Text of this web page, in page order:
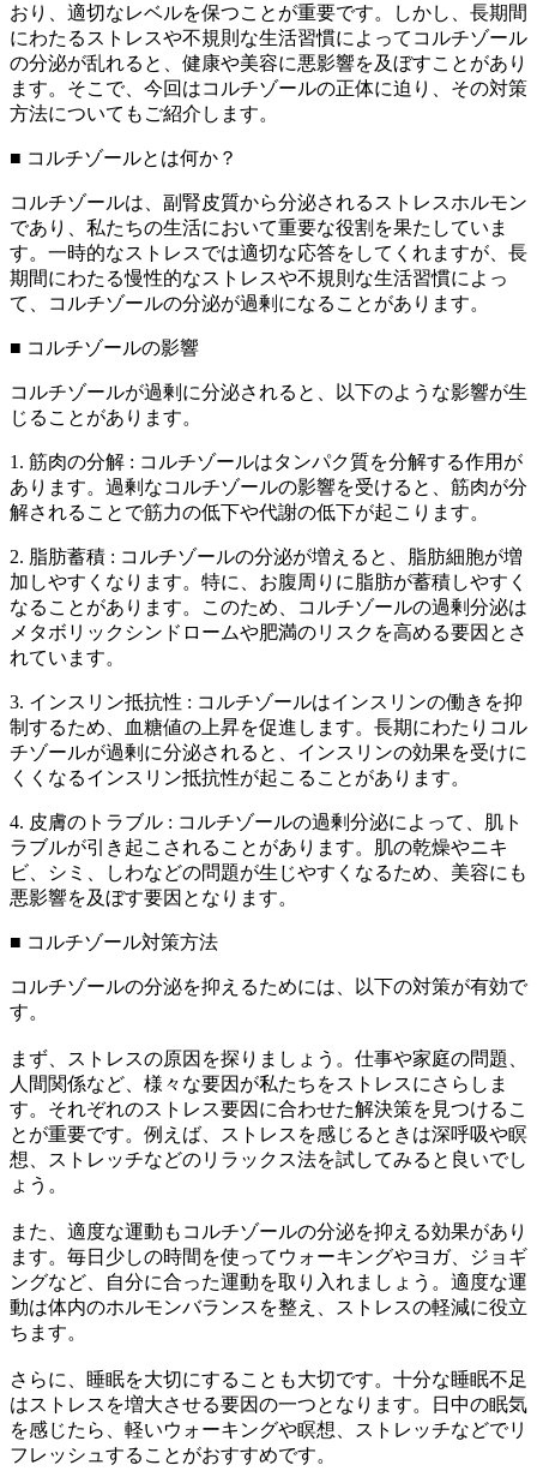
おり、適切なレベルを保つことが重要です。しかし、長期間
にわたるストレスや不規則な生活習慣によってコルチゾール
の分泌が乱れると、健康や美容に悪影響を及ぼすことがあり
ます。そこで、今回はコルチゾールの正体に迫り、その対策
方法についてもご紹介します。
■ コルチゾールとは何か？
コルチゾールは、副腎皮質から分泌されるストレスホルモン
であり、私たちの生活において重要な役割を果たしていま
す。一時的なストレスでは適切な応答をしてくれますが、長
期間にわたる慢性的なストレスや不規則な生活習慣によっ
て、コルチゾールの分泌が過剰になることがあります。
■ コルチゾールの影響
コルチゾールが過剰に分泌されると、以下のような影響が生
じることがあります。
1. 筋肉の分解 : コルチゾールはタンパク質を分解する作用が
あります。過剰なコルチゾールの影響を受けると、筋肉が分
解されることで筋力の低下や代謝の低下が起こります。
2. 脂肪蓄積 : コルチゾールの分泌が増えると、脂肪細胞が増
加しやすくなります。特に、お腹周りに脂肪が蓄積しやすく
なることがあります。このため、コルチゾールの過剰分泌は
メタボリックシンドロームや肥満のリスクを高める要因とさ
れています。
3. インスリン抵抗性 : コルチゾールはインスリンの働きを抑
制するため、血糖値の上昇を促進します。長期にわたりコル
チゾールが過剰に分泌されると、インスリンの効果を受けに
くくなるインスリン抵抗性が起こることがあります。
4. 皮膚のトラブル : コルチゾールの過剰分泌によって、肌ト
ラブルが引き起こされることがあります。肌の乾燥やニキ
ビ、シミ、しわなどの問題が生じやすくなるため、美容にも
悪影響を及ぼす要因となります。
■ コルチゾール対策方法
コルチゾールの分泌を抑えるためには、以下の対策が有効で
す。
まず、ストレスの原因を探りましょう。仕事や家庭の問題、
人間関係など、様々な要因が私たちをストレスにさらしま
す。それぞれのストレス要因に合わせた解決策を見つけるこ
とが重要です。例えば、ストレスを感じるときは深呼吸や瞑
想、ストレッチなどのリラックス法を試してみると良いでし
ょう。
また、適度な運動もコルチゾールの分泌を抑える効果があり
ます。毎日少しの時間を使ってウォーキングやヨガ、ジョギ
ングなど、自分に合った運動を取り入れましょう。適度な運
動は体内のホルモンバランスを整え、ストレスの軽減に役立
ちます。
さらに、睡眠を大切にすることも大切です。十分な睡眠不足
はストレスを増大させる要因の一つとなります。日中の眠気
を感じたら、軽いウォーキングや瞑想、ストレッチなどでリ
フレッシュすることがおすすめです。